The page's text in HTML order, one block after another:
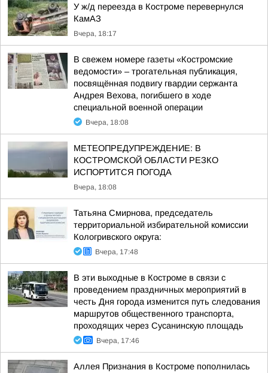
У ж/д переезда в Костроме перевернулся
КамАЗ
Вчера, 18:17
В свежем номере газеты «Костромские
ведомости» – трогательная публикация,
посвящённая подвигу гвардии сержанта
Андрея Вехова, погибшего в ходе
специальной военной операции
Вчера, 18:08
МЕТЕОПРЕДУПРЕЖДЕНИЕ: В
КОСТРОМСКОЙ ОБЛАСТИ РЕЗКО
ИСПОРТИТСЯ ПОГОДА
Вчера, 18:08
Татьяна Смирнова, председатель
территориальной избирательной комиссии
Кологривского округа:
Вчера, 17:48
В эти выходные в Костроме в связи с
проведением праздничных мероприятий в
честь Дня города изменится путь следования
маршрутов общественного транспорта,
проходящих через Сусанинскую площадь
Вчера, 17:46
Аллея Признания в Костроме пополнилась